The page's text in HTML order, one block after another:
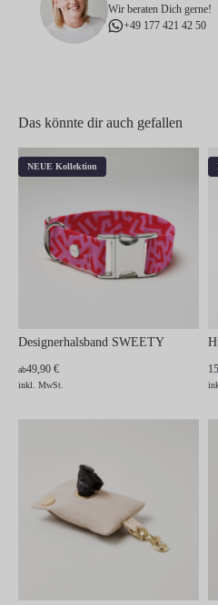
Wir beraten Dich gerne!
+49 177 421 42 50
Das könnte dir auch gefallen
NEUE Kollektion
Designerhalsband SWEETY
ab49,90 €
inkl. MwSt.